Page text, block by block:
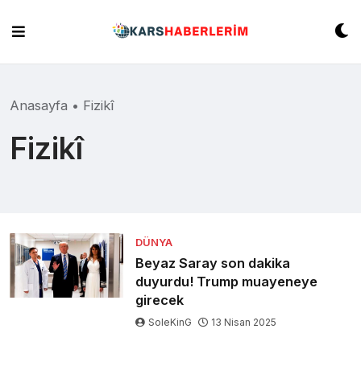
content
Anasayfa • Fizikî
Fizikî
DÜNYA
Beyaz Saray son dakika
duyurdu! Trump muayeneye
girecek
SoleKinG 13 Nisan 2025